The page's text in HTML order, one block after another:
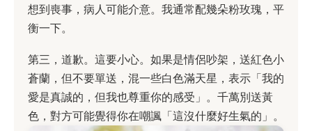
想到喪事，病人可能介意。我通常配幾朵粉玫瑰，平
衡一下。
第三，道歉。這要小心。如果是情侶吵架，送紅色小
蒼蘭，但不要單送，混一些白色滿天星，表示「我的
愛是真誠的，但我也尊重你的感受」。千萬別送黃
色，對方可能覺得你在嘲諷「這沒什麼好生氣的」。